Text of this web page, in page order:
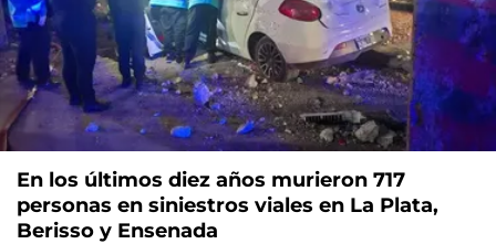
En los últimos diez años murieron 717
personas en siniestros viales en La Plata,
Berisso y Ensenada